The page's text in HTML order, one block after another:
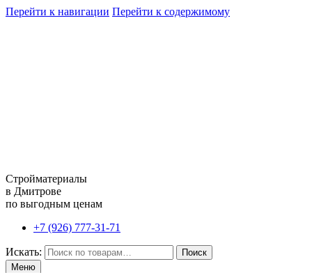
Перейти к навигации Перейти к содержимому
Стройматериалы
в Дмитрове
по выгодным ценам
+7 (926) 777-31-71
Искать:
Поиск
Меню